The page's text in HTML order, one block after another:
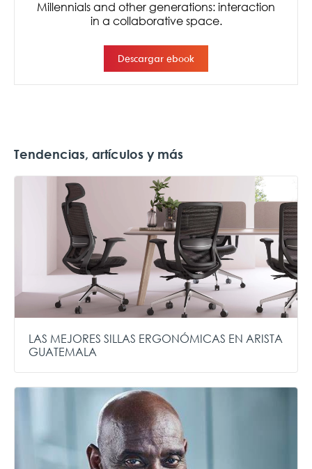
Tendencias, artículos y más
LAS MEJORES SILLAS ERGONÓMICAS EN ARISTA
GUATEMALA